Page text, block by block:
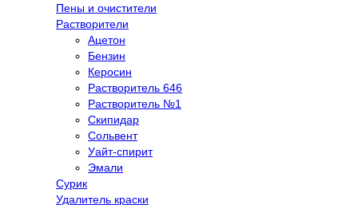
Пены и очистители
Растворители
Ацетон
Бензин
Керосин
Растворитель 646
Растворитель №1
Скипидар
Сольвент
Уайт-спирит
Эмали
Сурик
Удалитель краски